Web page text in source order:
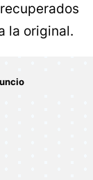
la original.